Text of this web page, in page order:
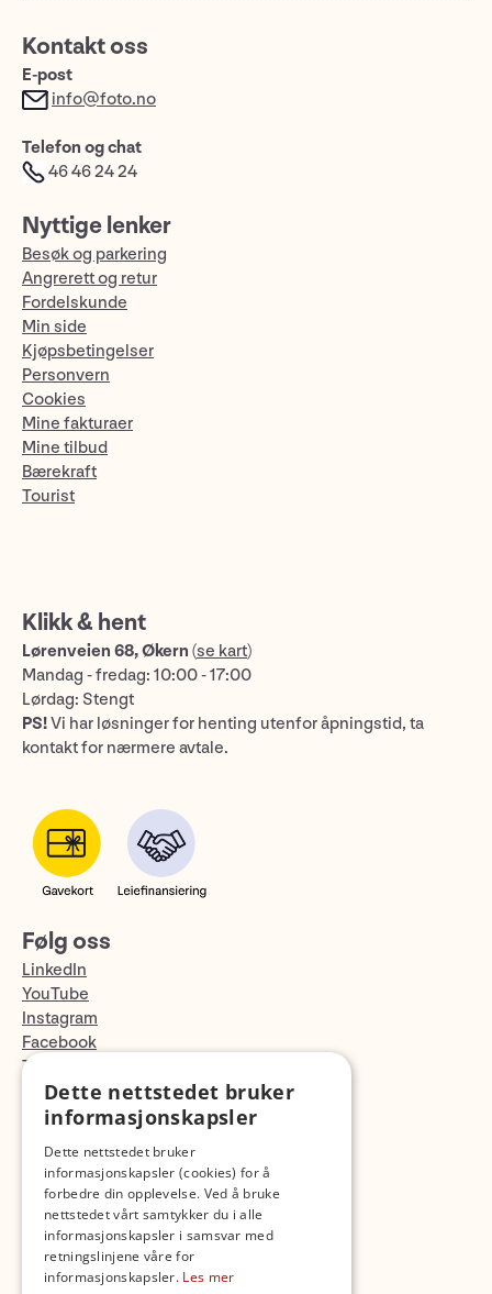
Kontakt oss
E-post
info@foto.no
Telefon og chat
46 46 24 24
Nyttige lenker
Besøk og parkering
Angrerett og retur
Fordelskunde
Min side
Kjøpsbetingelser
Personvern
Cookies
Mine fakturaer
Mine tilbud
Bærekraft
Tourist
Klikk & hent
Lørenveien 68, Økern (se kart)
Mandag - fredag: 10:00 - 17:00
Lørdag: Stengt
PS!Vi har løsninger for henting utenfor åpningstid, ta
kontakt for nærmere avtale.
Følg oss
LinkedIn
YouTube
Instagram
Facebook
TikTok
Fotopodden
Dette nettstedet bruker
informasjonskapsler
Dette nettstedet bruker
informasjonskapsler (cookies) for å
forbedre din opplevelse. Ved å bruke
nettstedet vårt samtykker du i alle
informasjonskapsler i samsvar med
retningslinjene våre for
informasjonskapsler. Les mer